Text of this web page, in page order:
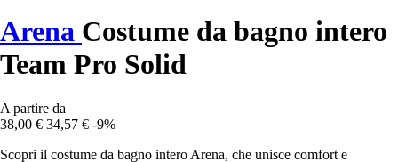
Arena Costume da bagno intero
Team Pro Solid
A partire da
38,00 € 34,57 € -9%
Scopri il costume da bagno intero Arena, che unisce comfort e